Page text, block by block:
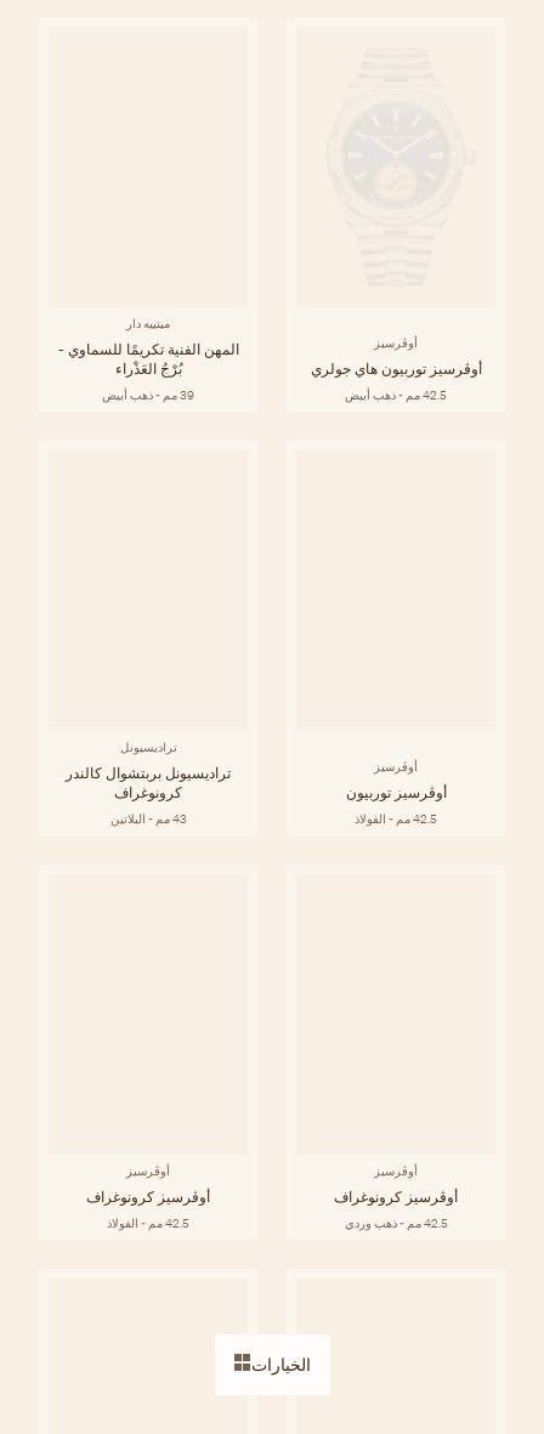
الخيارات
أوڤرسيز
أوڤرسيز توربيون هاي جولري
42.5 مم - ذهب أبيض
ميتييه دار
المهن الفنية تكريمًا للسماوي -
بُرْجُ العَذْراء
39 مم - ذهب أبيض
أوڤرسيز
أوڤرسيز توربيون
42.5 مم - الفولاذ
تراديسيونل
تراديسيونل بربتشوال كالندر
كرونوغراف
43 مم - البلاتين
أوڤرسيز
أوڤرسيز كرونوغراف
42.5 مم - ذهب وردي
أوڤرسيز
أوڤرسيز كرونوغراف
42.5 مم - الفولاذ